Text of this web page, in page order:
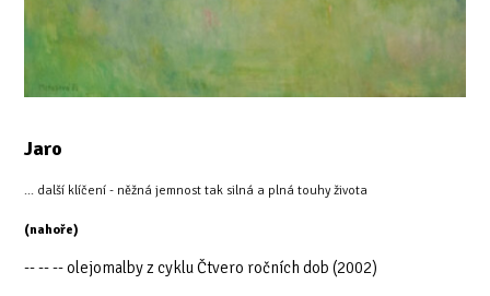
Jaro
... další klíčení - něžná jemnost tak silná a plná touhy života
(nahoře)
-- -- -- olejomalby z cyklu Čtvero ročních dob (2002)